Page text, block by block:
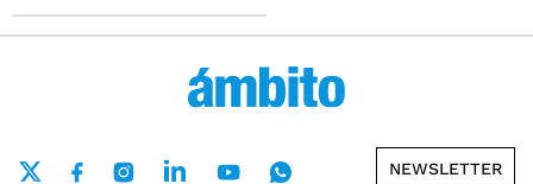
NEWSLETTER